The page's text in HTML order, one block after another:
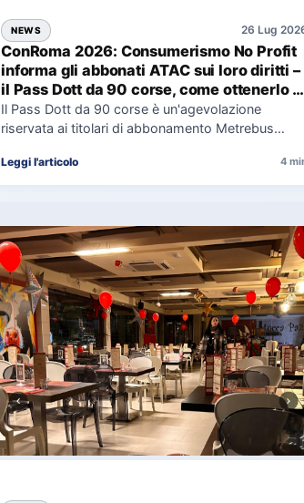
NEWS 26 Lug
ConRoma 2026: Consumerismo No Profit
informa gli abbonati ATAC sui loro diritti –
il Pass Dott da 90 corse, come ottenerlo e
cosa spetta in caso di disservizi
Il Pass Dott da 90 corse è un'agevolazione
riservata ai titolari di abbonamento Metrebus
Leggi l'articolo 4